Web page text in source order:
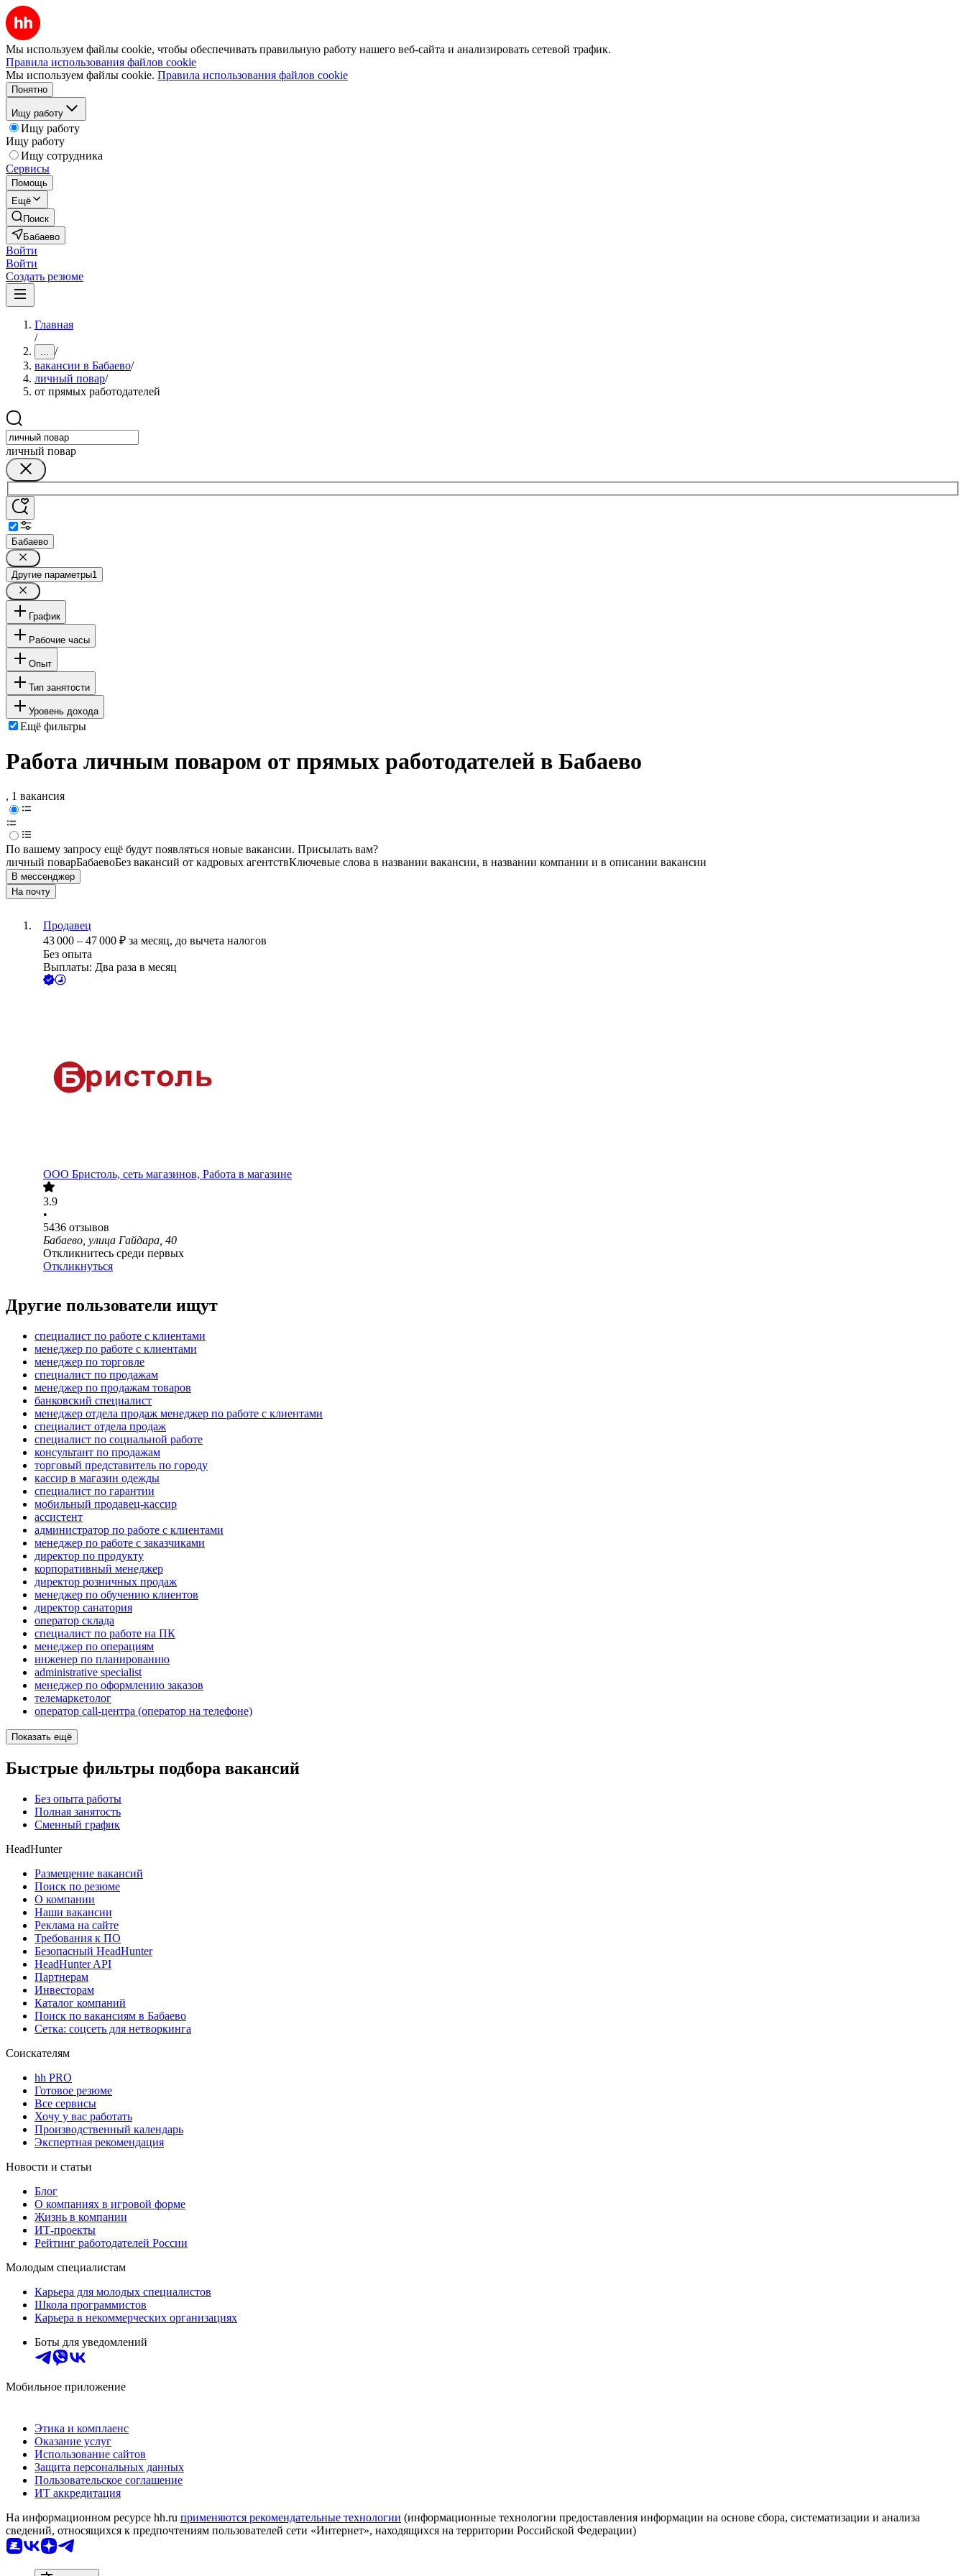
Мы используем файлы cookie, чтобы обеспечивать правильную работу нашего веб-сайта и анализировать сетевой трафик.
Правила использования файлов cookie
Мы используем файлы cookie. Правила использования файлов cookie
Понятно
Ищу работу
Ищу работу
Ищу работу
Ищу сотрудника
Сервисы
Помощь
Ещё
Поиск
Бабаево
Войти
Войти
Создать резюме
Главная
/
... /
вакансии в Бабаево/
личный повар/
от прямых работодателей
личный повар
Бабаево
Другие параметры1
График
Рабочие часы
Опыт
Тип занятости
Уровень дохода
Ещё фильтры
Работа личным поваром от прямых работодателей в Бабаево
, 1 вакансия
По вашему запросу ещё будут появляться новые вакансии. Присылать вам?
личный поварБабаевоБез вакансий от кадровых агентствКлючевые слова в названии вакансии, в названии компании и в описании вакансии
В мессенджер
На почту
Продавец
43 000 – 47 000 ₽ за месяц, до вычета налогов
Без опыта
Выплаты: Два раза в месяц
ООО Бристоль, сеть магазинов, Работа в магазине
3.9
•
5436 отзывов
Бабаево, улица Гайдара, 40
Откликнитесь среди первых
Откликнуться
Другие пользователи ищут
специалист по работе с клиентами
менеджер по работе с клиентами
менеджер по торговле
специалист по продажам
менеджер по продажам товаров
банковский специалист
менеджер отдела продаж менеджер по работе с клиентами
специалист отдела продаж
специалист по социальной работе
консультант по продажам
торговый представитель по городу
кассир в магазин одежды
специалист по гарантии
мобильный продавец-кассир
ассистент
администратор по работе с клиентами
менеджер по работе с заказчиками
директор по продукту
корпоративный менеджер
директор розничных продаж
менеджер по обучению клиентов
директор санатория
оператор склада
специалист по работе на ПК
менеджер по операциям
инженер по планированию
administrative specialist
менеджер по оформлению заказов
телемаркетолог
оператор call-центра (оператор на телефоне)
Показать ещё
Быстрые фильтры подбора вакансий
Без опыта работы
Полная занятость
Сменный график
HeadHunter
Размещение вакансий
Поиск по резюме
О компании
Наши вакансии
Реклама на сайте
Требования к ПО
Безопасный HeadHunter
HeadHunter API
Партнерам
Инвесторам
Каталог компаний
Поиск по вакансиям в Бабаево
Сетка: соцсеть для нетворкинга
Соискателям
hh PRO
Готовое резюме
Все сервисы
Хочу у вас работать
Производственный календарь
Экспертная рекомендация
Новости и статьи
Блог
О компаниях в игровой форме
Жизнь в компании
ИТ-проекты
Рейтинг работодателей России
Молодым специалистам
Карьера для молодых специалистов
Школа программистов
Карьера в некоммерческих организациях
Боты для уведомлений
Мобильное приложение
Этика и комплаенс
Оказание услуг
Использование сайтов
Защита персональных данных
Пользовательское соглашение
ИТ аккредитация
На информационном ресурсе hh.ru применяются рекомендательные технологии (информационные технологии предоставления информации на основе сбора, систематизации и анализа
сведений, относящихся к предпочтениям пользователей сети «Интернет», находящихся на территории Российской Федерации)